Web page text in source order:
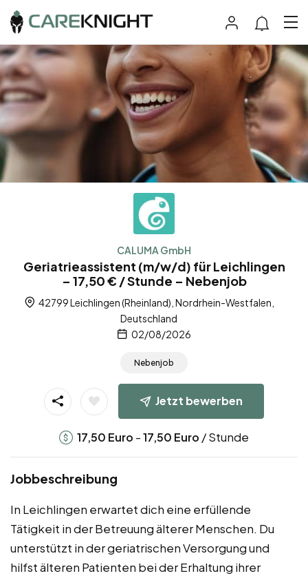
CALUMA GmbH
Geriatrieassistent (m/w/d) für Leichlingen
– 17,50 € / Stunde – Nebenjob
42799 Leichlingen (Rheinland), Nordrhein-Westfalen,
Deutschland
02/08/2026
Nebenjob
Jetzt bewerben
17,50 Euro -17,50 Euro / Stunde
Jobbeschreibung
In Leichlingen erwartet dich eine erfüllende
Tätigkeit in der Betreuung älterer Menschen. Du
unterstützt in der geriatrischen Versorgung und
hilfst älteren Patienten bei der Erhaltung ihrer